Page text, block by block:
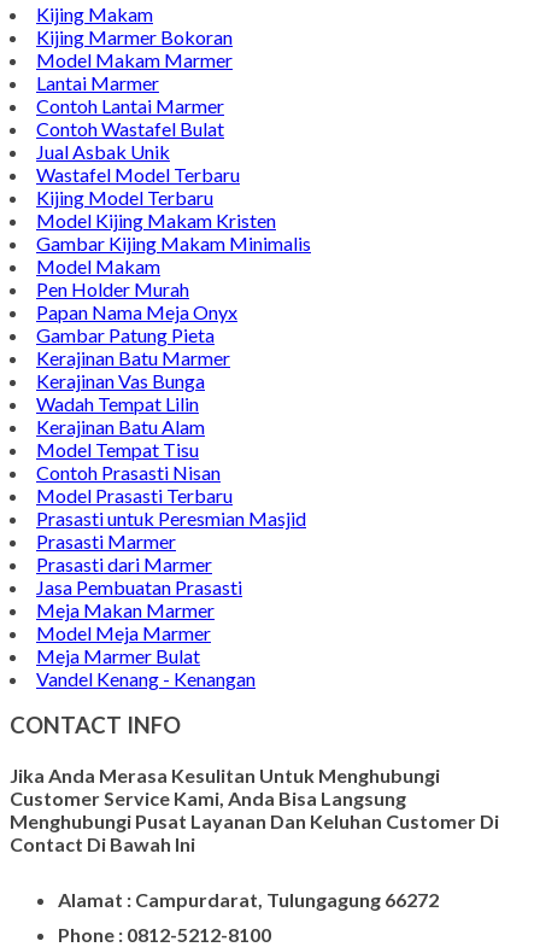
Kijing Makam
Kijing Marmer Bokoran
Model Makam Marmer
Lantai Marmer
Contoh Lantai Marmer
Contoh Wastafel Bulat
Jual Asbak Unik
Wastafel Model Terbaru
Kijing Model Terbaru
Model Kijing Makam Kristen
Gambar Kijing Makam Minimalis
Model Makam
Pen Holder Murah
Papan Nama Meja Onyx
Gambar Patung Pieta
Kerajinan Batu Marmer
Kerajinan Vas Bunga
Wadah Tempat Lilin
Kerajinan Batu Alam
Model Tempat Tisu
Contoh Prasasti Nisan
Model Prasasti Terbaru
Prasasti untuk Peresmian Masjid
Prasasti Marmer
Prasasti dari Marmer
Jasa Pembuatan Prasasti
Meja Makan Marmer
Model Meja Marmer
Meja Marmer Bulat
Vandel Kenang - Kenangan
CONTACT INFO
Jika Anda Merasa Kesulitan Untuk Menghubungi
Customer Service Kami, Anda Bisa Langsung
Menghubungi Pusat Layanan Dan Keluhan Customer Di
Contact Di Bawah Ini
Alamat : Campurdarat, Tulungagung 66272
Phone : 0812-5212-8100